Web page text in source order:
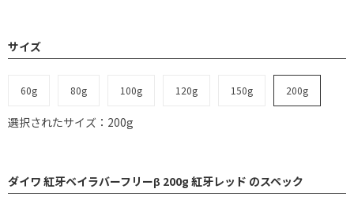
サイズ
60g 80g 100g 120g 150g 200g
選択されたサイズ：200g
ダイワ 紅牙ベイラバーフリーβ 200g 紅牙レッド のスペック